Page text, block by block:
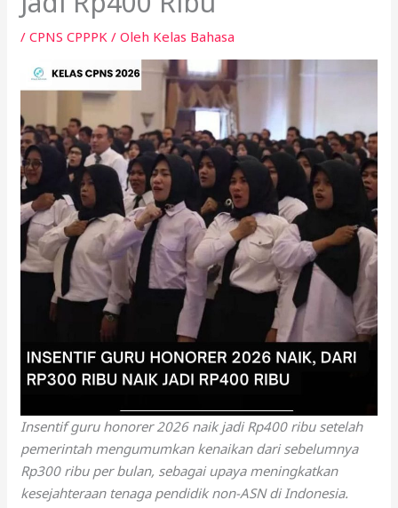
/CPNS CPPPK / Oleh Kelas Bahasa
Insentif guru honorer 2026 naik jadi Rp400 ribu setelah
pemerintah mengumumkan kenaikan dari sebelumnya
Rp300 ribu per bulan, sebagai upaya meningkatkan
kesejahteraan tenaga pendidik non-ASN di Indonesia.